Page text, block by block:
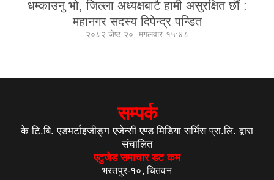
धम्काउनु भो, जिल्ला अध्यक्षबाटै हामी असुरक्षित छौं :
महानगर सदस्य दिपेन्द्र पन्डित
२०८२ जेष्ठ २०, मंगलवार १५:४८
सम्पर्क
के टि.बि. एडभर्टाइजीङ्ग एजेन्सी एण्ड मिडिया सर्भिस प्रा.लि. द्वारा
संचालित
एटुजेड समाचार डट कम
भरतपुर-१०, चितवन